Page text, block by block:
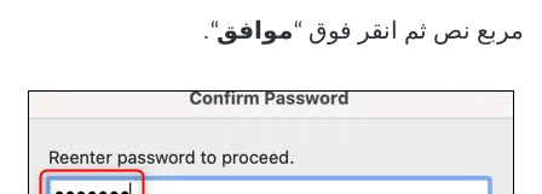
مربع نص ثم انقر فوق “موافق“.